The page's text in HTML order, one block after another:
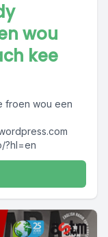
wou
kee
froen wou een
?hl=en